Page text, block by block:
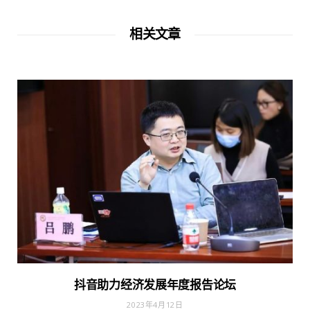
相关文章
抖音助力经济发展年度报告论坛
2023年4月12日